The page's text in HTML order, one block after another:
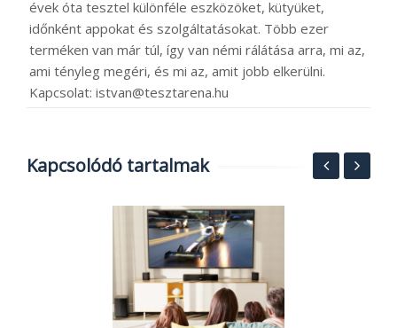
évek óta tesztel különféle eszközöket, kütyüket,
időnként appokat és szolgáltatásokat. Több ezer
terméken van már túl, így van némi rálátása arra, mi az,
ami tényleg megéri, és mi az, amit jobb elkerülni.
Kapcsolat: istvan@tesztarena.hu
Kapcsolódó tartalmak